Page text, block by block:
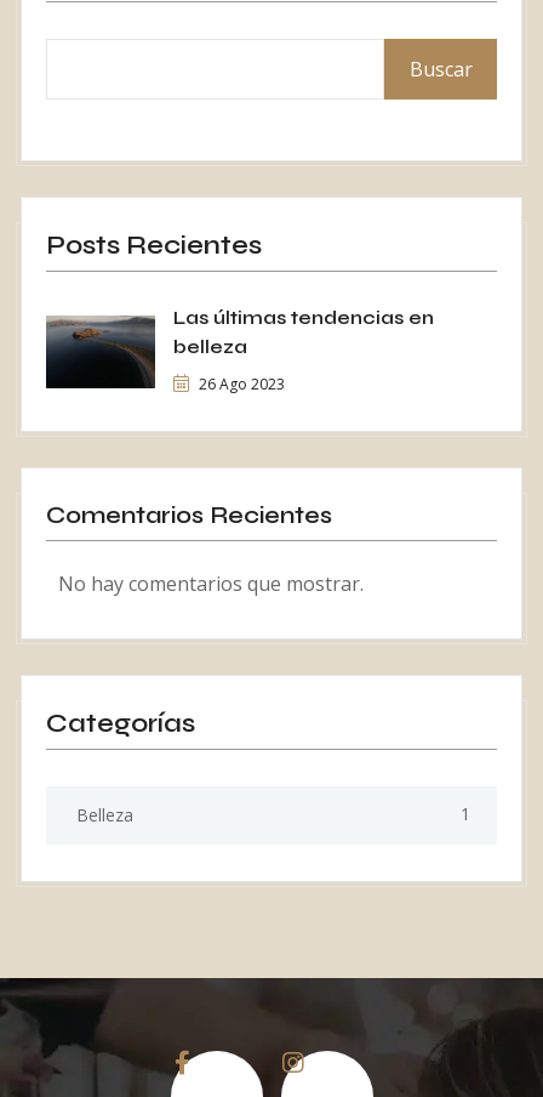
Buscar
Posts Recientes
Las últimas tendencias en
belleza
26 Ago 2023
Comentarios Recientes
No hay comentarios que mostrar.
Categorías
Belleza 1